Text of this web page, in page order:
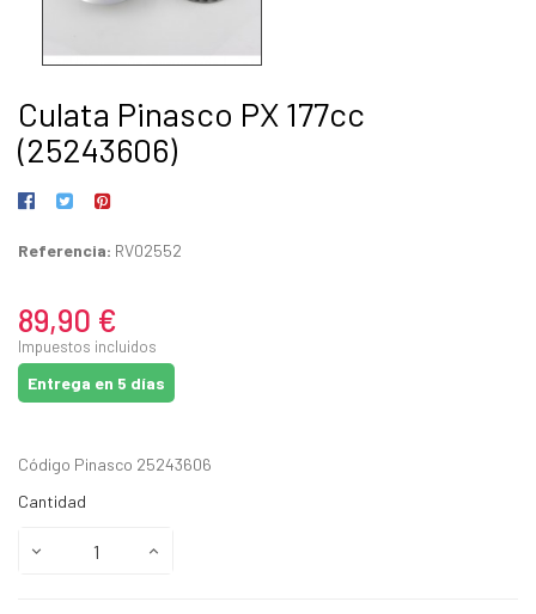
Culata Pinasco PX 177cc
(25243606)
Referencia: RV02552
89,90 €
Impuestos incluidos
Entrega en 5 días
Código Pinasco 25243606
Cantidad